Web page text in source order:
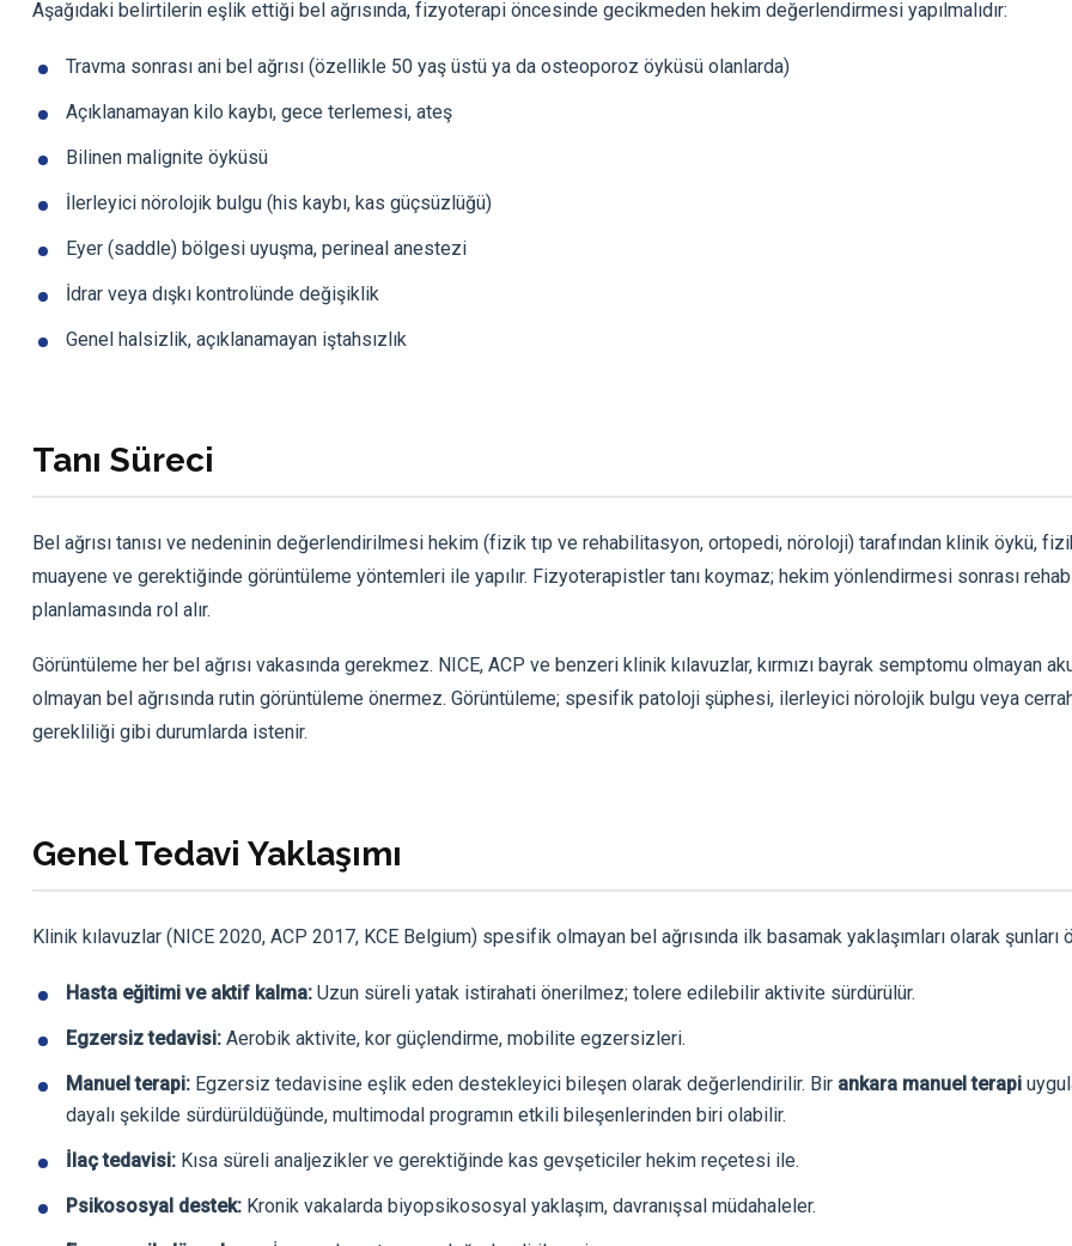
Aşağıdaki belirtilerin eşlik ettiği bel ağrısında, fizyoterapi öncesinde gecikmeden hekim değerlendirmesi yapılmalıdır:
Travma sonrası ani bel ağrısı (özellikle 50 yaş üstü ya da osteoporoz öyküsü olanlarda)
Açıklanamayan kilo kaybı, gece terlemesi, ateş
Bilinen malignite öyküsü
İlerleyici nörolojik bulgu (his kaybı, kas güçsüzlüğü)
Eyer (saddle) bölgesi uyuşma, perineal anestezi
İdrar veya dışkı kontrolünde değişiklik
Genel halsizlik, açıklanamayan iştahsızlık
Tanı Süreci
Bel ağrısı tanısı ve nedeninin değerlendirilmesi hekim (fizik tıp ve rehabilitasyon, ortopedi, nöroloji) tarafından klinik öykü,
muayene ve gerektiğinde görüntüleme yöntemleri ile yapılır. Fizyoterapistler tanı koymaz; hekim yönlendirmesi sonrası
planlamasında rol alır.
Görüntüleme her bel ağrısı vakasında gerekmez. NICE, ACP ve benzeri klinik kılavuzlar, kırmızı bayrak semptomu olmayan
olmayan bel ağrısında rutin görüntüleme önermez. Görüntüleme; spesifik patoloji şüphesi, ilerleyici nörolojik bulgu veya
gerekliliği gibi durumlarda istenir.
Genel Tedavi Yaklaşımı
Klinik kılavuzlar (NICE 2020, ACP 2017, KCE Belgium) spesifik olmayan bel ağrısında ilk basamak yaklaşımları olarak şunları
Hasta eğitimi ve aktif kalma: Uzun süreli yatak istirahati önerilmez; tolere edilebilir aktivite sürdürülür.
Egzersiz tedavisi: Aerobik aktivite, kor güçlendirme, mobilite egzersizleri.
Manuel terapi: Egzersiz tedavisine eşlik eden destekleyici bileşen olarak değerlendirilir. Bir ankara manuel terapi
dayalı şekilde sürdürüldüğünde, multimodal programın etkili bileşenlerinden biri olabilir.
İlaç tedavisi: Kısa süreli analjezikler ve gerektiğinde kas gevşeticiler hekim reçetesi ile.
Psikososyal destek: Kronik vakalarda biyopsikososyal yaklaşım, davranışsal müdahaleler.